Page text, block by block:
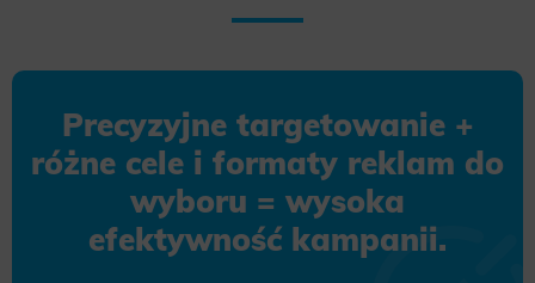
Precyzyjne targetowanie +
różne cele i formaty reklam do
wyboru = wysoka
efektywność kampanii.